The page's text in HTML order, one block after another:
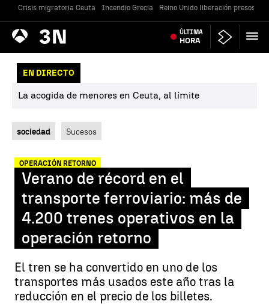
Crisis migratoria Ceuta Incendio Grecia Reino Unido liberación presos
Antena
3 Noticias ÚLTIMA
HORA
EN DIRECTO
La acogida de menores en Ceuta, al límite
sociedad Sucesos
OPERACIÓN RETORNO
Verano de récord en el
transporte ferroviario: más de
4.200 trenes operativos en la
operación retorno
El tren se ha convertido en uno de los
transportes más usados este año tras la
reducción en el precio de los billetes.